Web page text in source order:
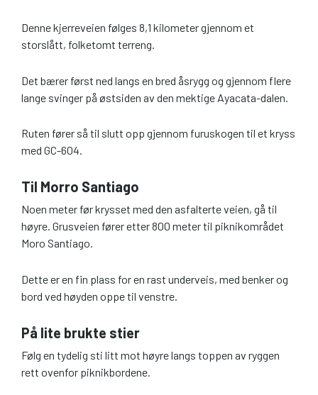
Denne kjerreveien følges 8,1 kilometer gjennom et
storslått, folketomt terreng.
Det bærer først ned langs en bred åsrygg og gjennom flere
lange svinger på østsiden av den mektige Ayacata-dalen.
Ruten fører så til slutt opp gjennom furuskogen til et kryss
med GC-604.
Til Morro Santiago
Noen meter før krysset med den asfalterte veien, gå til
høyre. Grusveien fører etter 800 meter til piknikområdet
Moro Santiago.
Dette er en fin plass for en rast underveis, med benker og
bord ved høyden oppe til venstre.
På lite brukte stier
Følg en tydelig sti litt mot høyre langs toppen av ryggen
rett ovenfor piknikbordene.